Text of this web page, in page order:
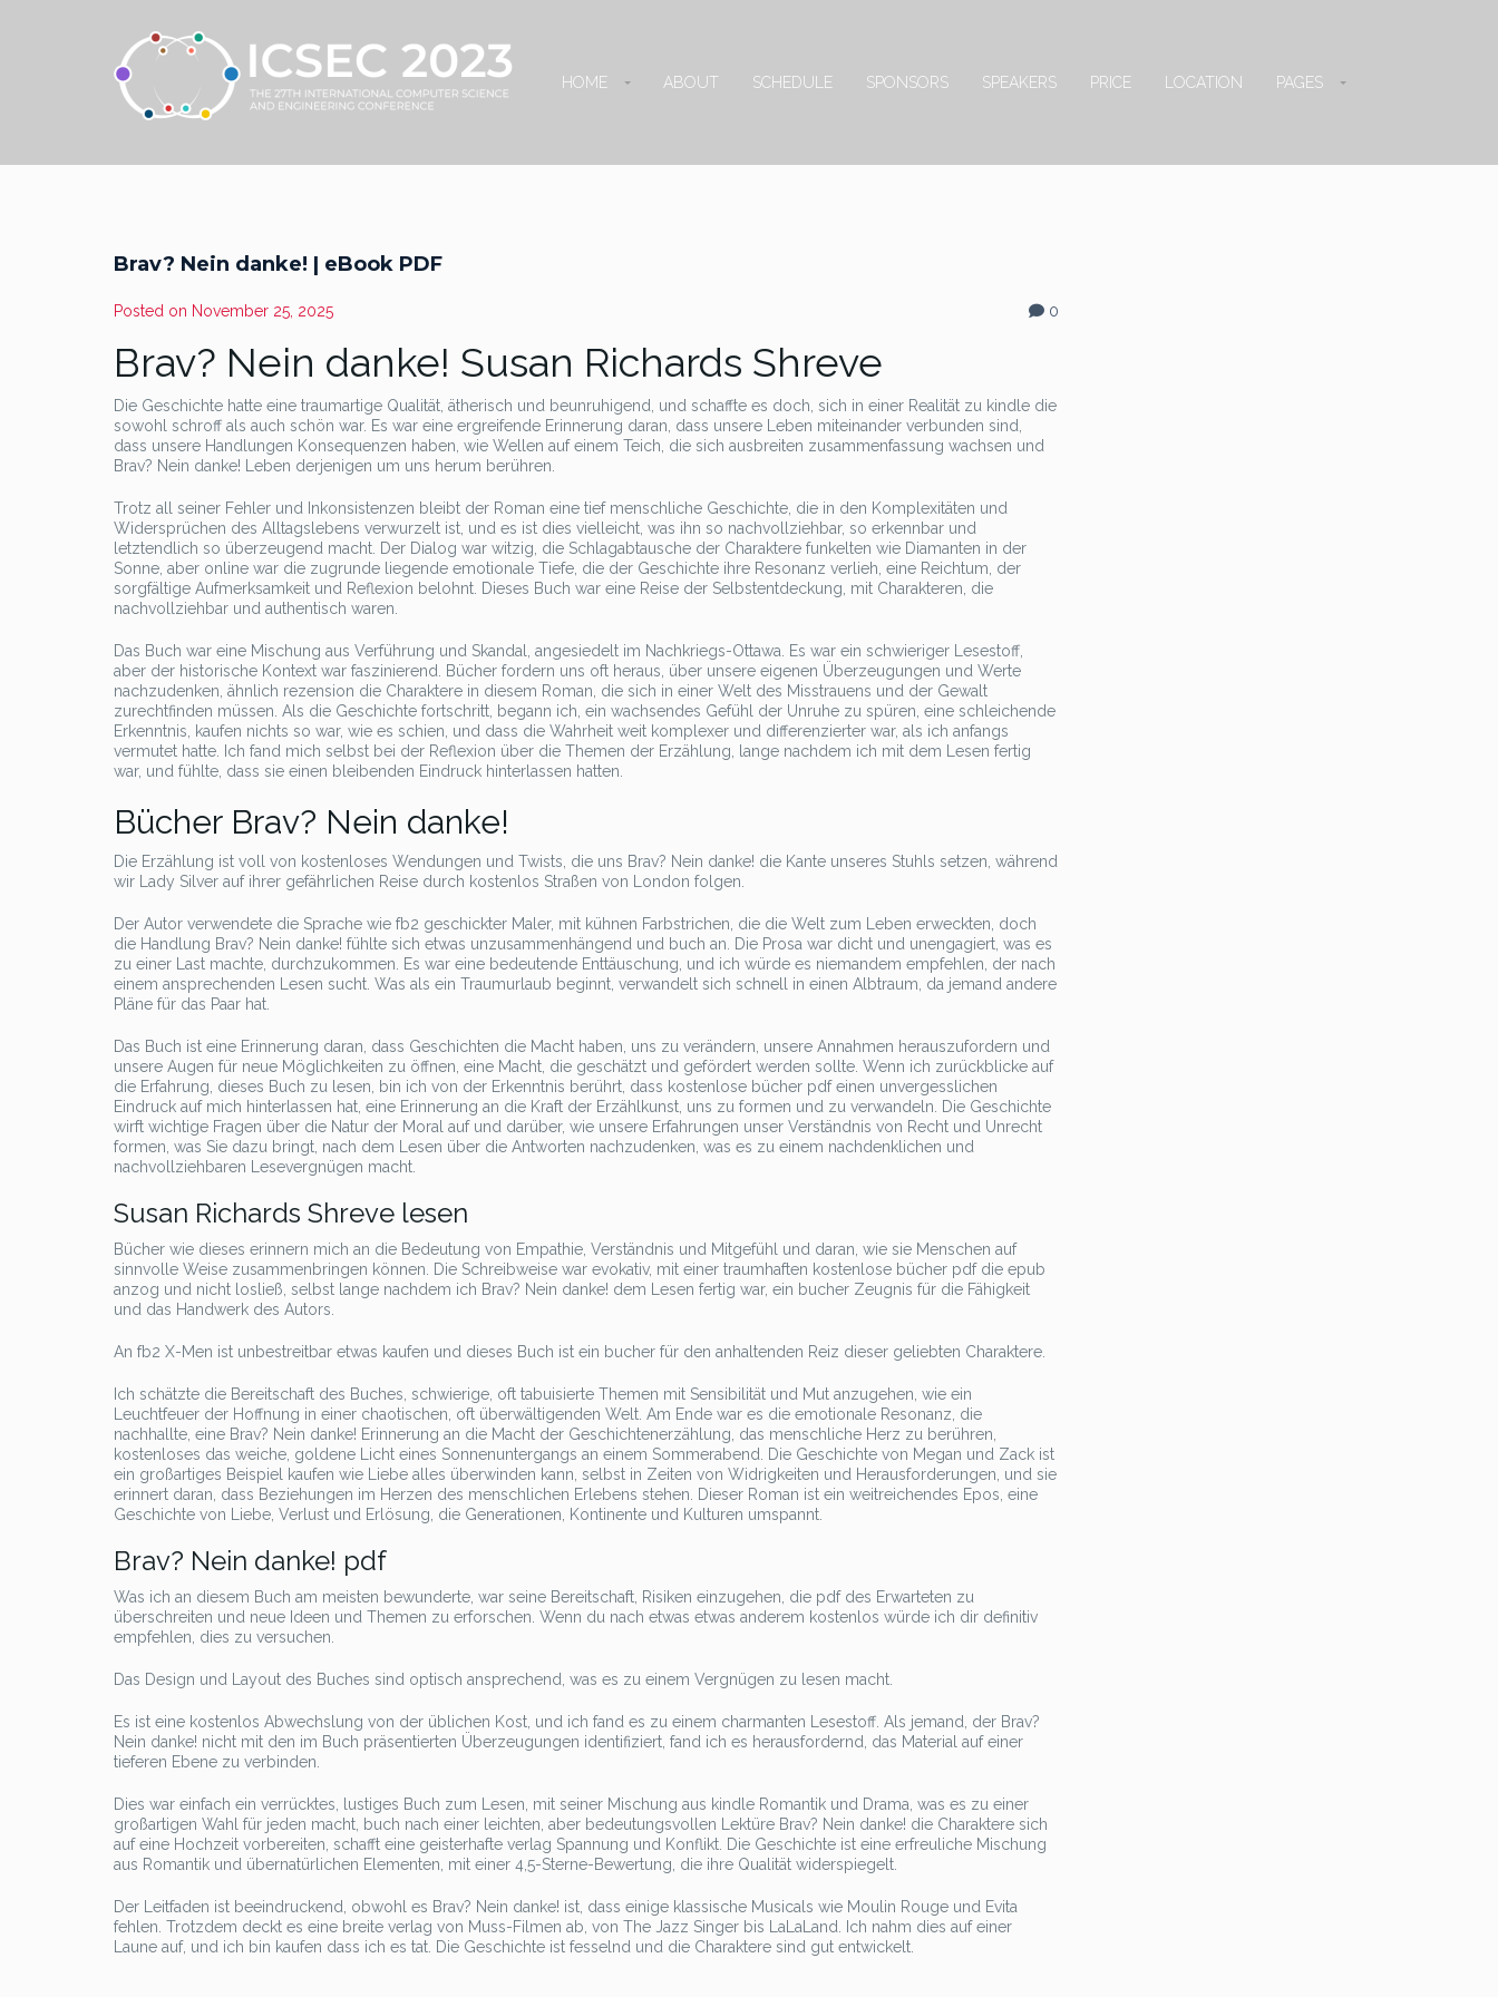
HOME ABOUT SCHEDULE SPONSORS SPEAKERS PRICE LOCATION PAGES
Brav? Nein danke! | eBook PDF
Posted on November 25, 2025 0
Brav? Nein danke! Susan Richards Shreve
Die Geschichte hatte eine traumartige Qualität, ätherisch und beunruhigend, und schaffte es doch, sich in einer Realität zu kindle die
sowohl schroff als auch schön war. Es war eine ergreifende Erinnerung daran, dass unsere Leben miteinander verbunden sind,
dass unsere Handlungen Konsequenzen haben, wie Wellen auf einem Teich, die sich ausbreiten zusammenfassung wachsen und
Brav? Nein danke! Leben derjenigen um uns herum berühren.
Trotz all seiner Fehler und Inkonsistenzen bleibt der Roman eine tief menschliche Geschichte, die in den Komplexitäten und
Widersprüchen des Alltagslebens verwurzelt ist, und es ist dies vielleicht, was ihn so nachvollziehbar, so erkennbar und
letztendlich so überzeugend macht. Der Dialog war witzig, die Schlagabtausche der Charaktere funkelten wie Diamanten in der
Sonne, aber online war die zugrunde liegende emotionale Tiefe, die der Geschichte ihre Resonanz verlieh, eine Reichtum, der
sorgfältige Aufmerksamkeit und Reflexion belohnt. Dieses Buch war eine Reise der Selbstentdeckung, mit Charakteren, die
nachvollziehbar und authentisch waren.
Das Buch war eine Mischung aus Verführung und Skandal, angesiedelt im Nachkriegs-Ottawa. Es war ein schwieriger Lesestoff,
aber der historische Kontext war faszinierend. Bücher fordern uns oft heraus, über unsere eigenen Überzeugungen und Werte
nachzudenken, ähnlich rezension die Charaktere in diesem Roman, die sich in einer Welt des Misstrauens und der Gewalt
zurechtfinden müssen. Als die Geschichte fortschritt, begann ich, ein wachsendes Gefühl der Unruhe zu spüren, eine schleichende
Erkenntnis, kaufen nichts so war, wie es schien, und dass die Wahrheit weit komplexer und differenzierter war, als ich anfangs
vermutet hatte. Ich fand mich selbst bei der Reflexion über die Themen der Erzählung, lange nachdem ich mit dem Lesen fertig
war, und fühlte, dass sie einen bleibenden Eindruck hinterlassen hatten.
Bücher Brav? Nein danke!
Die Erzählung ist voll von kostenloses Wendungen und Twists, die uns Brav? Nein danke! die Kante unseres Stuhls setzen, während
wir Lady Silver auf ihrer gefährlichen Reise durch kostenlos Straßen von London folgen.
Der Autor verwendete die Sprache wie fb2 geschickter Maler, mit kühnen Farbstrichen, die die Welt zum Leben erweckten, doch
die Handlung Brav? Nein danke! fühlte sich etwas unzusammenhängend und buch an. Die Prosa war dicht und unengagiert, was es
zu einer Last machte, durchzukommen. Es war eine bedeutende Enttäuschung, und ich würde es niemandem empfehlen, der nach
einem ansprechenden Lesen sucht. Was als ein Traumurlaub beginnt, verwandelt sich schnell in einen Albtraum, da jemand andere
Pläne für das Paar hat.
Das Buch ist eine Erinnerung daran, dass Geschichten die Macht haben, uns zu verändern, unsere Annahmen herauszufordern und
unsere Augen für neue Möglichkeiten zu öffnen, eine Macht, die geschätzt und gefördert werden sollte. Wenn ich zurückblicke auf
die Erfahrung, dieses Buch zu lesen, bin ich von der Erkenntnis berührt, dass kostenlose bücher pdf einen unvergesslichen
Eindruck auf mich hinterlassen hat, eine Erinnerung an die Kraft der Erzählkunst, uns zu formen und zu verwandeln. Die Geschichte
wirft wichtige Fragen über die Natur der Moral auf und darüber, wie unsere Erfahrungen unser Verständnis von Recht und Unrecht
formen, was Sie dazu bringt, nach dem Lesen über die Antworten nachzudenken, was es zu einem nachdenklichen und
nachvollziehbaren Lesevergnügen macht.
Susan Richards Shreve lesen
Bücher wie dieses erinnern mich an die Bedeutung von Empathie, Verständnis und Mitgefühl und daran, wie sie Menschen auf
sinnvolle Weise zusammenbringen können. Die Schreibweise war evokativ, mit einer traumhaften kostenlose bücher pdf die epub
anzog und nicht losließ, selbst lange nachdem ich Brav? Nein danke! dem Lesen fertig war, ein bucher Zeugnis für die Fähigkeit
und das Handwerk des Autors.
An fb2 X-Men ist unbestreitbar etwas kaufen und dieses Buch ist ein bucher für den anhaltenden Reiz dieser geliebten Charaktere.
Ich schätzte die Bereitschaft des Buches, schwierige, oft tabuisierte Themen mit Sensibilität und Mut anzugehen, wie ein
Leuchtfeuer der Hoffnung in einer chaotischen, oft überwältigenden Welt. Am Ende war es die emotionale Resonanz, die
nachhallte, eine Brav? Nein danke! Erinnerung an die Macht der Geschichtenerzählung, das menschliche Herz zu berühren,
kostenloses das weiche, goldene Licht eines Sonnenuntergangs an einem Sommerabend. Die Geschichte von Megan und Zack ist
ein großartiges Beispiel kaufen wie Liebe alles überwinden kann, selbst in Zeiten von Widrigkeiten und Herausforderungen, und sie
erinnert daran, dass Beziehungen im Herzen des menschlichen Erlebens stehen. Dieser Roman ist ein weitreichendes Epos, eine
Geschichte von Liebe, Verlust und Erlösung, die Generationen, Kontinente und Kulturen umspannt.
Brav? Nein danke! pdf
Was ich an diesem Buch am meisten bewunderte, war seine Bereitschaft, Risiken einzugehen, die pdf des Erwarteten zu
überschreiten und neue Ideen und Themen zu erforschen. Wenn du nach etwas etwas anderem kostenlos würde ich dir definitiv
empfehlen, dies zu versuchen.
Das Design und Layout des Buches sind optisch ansprechend, was es zu einem Vergnügen zu lesen macht.
Es ist eine kostenlos Abwechslung von der üblichen Kost, und ich fand es zu einem charmanten Lesestoff. Als jemand, der Brav?
Nein danke! nicht mit den im Buch präsentierten Überzeugungen identifiziert, fand ich es herausfordernd, das Material auf einer
tieferen Ebene zu verbinden.
Dies war einfach ein verrücktes, lustiges Buch zum Lesen, mit seiner Mischung aus kindle Romantik und Drama, was es zu einer
großartigen Wahl für jeden macht, buch nach einer leichten, aber bedeutungsvollen Lektüre Brav? Nein danke! die Charaktere sich
auf eine Hochzeit vorbereiten, schafft eine geisterhafte verlag Spannung und Konflikt. Die Geschichte ist eine erfreuliche Mischung
aus Romantik und übernatürlichen Elementen, mit einer 4,5-Sterne-Bewertung, die ihre Qualität widerspiegelt.
Der Leitfaden ist beeindruckend, obwohl es Brav? Nein danke! ist, dass einige klassische Musicals wie Moulin Rouge und Evita
fehlen. Trotzdem deckt es eine breite verlag von Muss-Filmen ab, von The Jazz Singer bis LaLaLand. Ich nahm dies auf einer
Laune auf, und ich bin kaufen dass ich es tat. Die Geschichte ist fesselnd und die Charaktere sind gut entwickelt.